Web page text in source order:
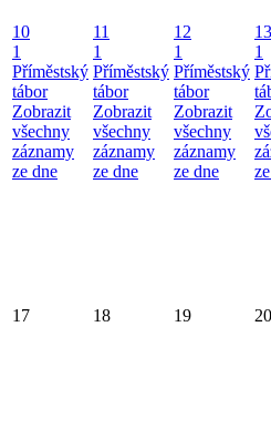
10
1
Příměstský
tábor
Zobrazit
všechny
záznamy
ze dne
11
1
Příměstský
tábor
Zobrazit
všechny
záznamy
ze dne
12
1
Příměstský
tábor
Zobrazit
všechny
záznamy
ze dne
13
1
17 18 19 20